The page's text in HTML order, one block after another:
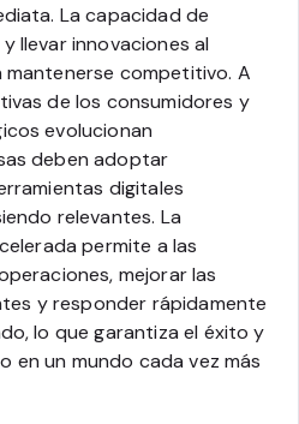
La capacidad de
llevar innovaciones al
competitivo. A
de los consumidores y
evolucionan
deben adoptar
digitales
relevantes. La
permite a las
mejorar las
y responder rápidamente
lo que garantiza el éxito y
en un mundo cada vez más